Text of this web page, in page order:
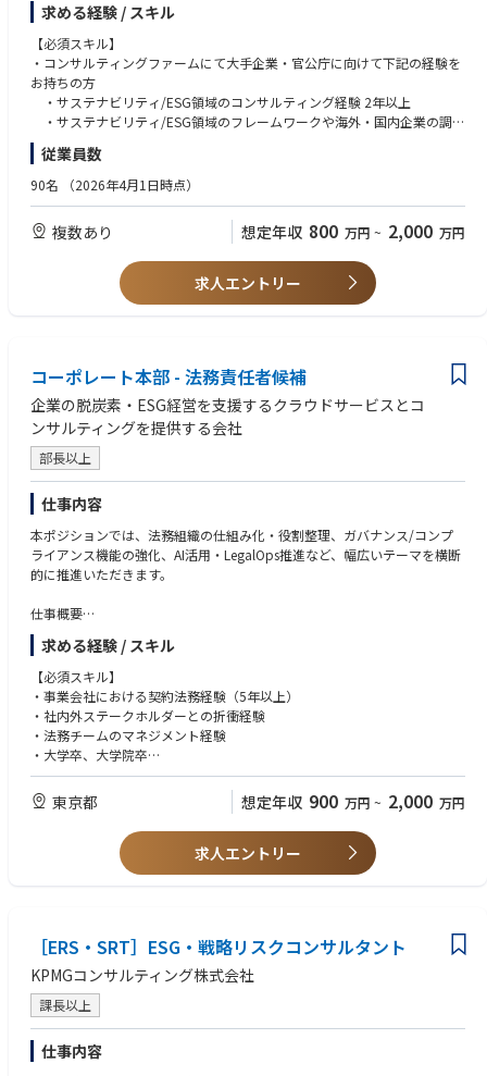
弊社では時価総額5000億円以上の大企業に対して、サステナビリティERP
「booost Sustainability」の導入および共創開発を通じ、
業界におけるベストプラクティスを確立しつつ、市場シェアの拡大を目指
しています。
また、サステナビリティコンサルティング事業も展開し、SX領域において
企業のプロジェクト推進に伴走しながら、企業価値の向上に貢献していま
本ポジションでは、サステナビリティコンサルタントとして、クライアン
トの課題解決をミッションに、提案・構想策定から実行までを一気通貫で
リードしていただきます。現場の部門から経営層まで幅広くコミュニケー
ションを取り、時には変革の旗振り役としてイニシアチブを取りながら、
業務プロセスの設計、データ基盤の構築、推進体制の設計・定着までを一
気通貫で支援します。
戦略を「描く」だけではなく、企業の業務・会議体・KPI運用に落とし込
み、実際に動く状態まで伴走することで、
企業変革を“構想”で終わらせない実行力を身につけることができます。
『日本企業全体のサステナビリティ経営（SX）推進に直接貢献』
当社の顧客は、日本を代表するグローバル企業です。そのため、ご自身の
キャリアアップのみならず、日本企業全体のサステナビリティ経営（SX）
推進に直接貢献している実感を得られます。
『数年後のIPOを見据えたチャレンジングな環境』
大型の資金調達を完了し、数年後のIPOを見据えた急成長フェーズ。
拡大するサステナビリティ市場の最前線で、コンサルティング機能の中核
を担うことができます。
どまらないプロダクト連動の実装支援を通じて、
“サステナビリティ経営の新しいスタンダード”を創る挑戦ができます。
求める経験 / スキル
【必須スキル】
・コンサルティングファームにて大手企業・官公庁に向けて下記の経験を
お持ちの方
・サステナビリティ/ESG領域のコンサルティング経験 2年以上
・サステナビリティ/ESG領域のフレームワークや海外・国内企業の調
査・事例活用経験
・ISSB／SSBJ／CSRDの開示・規制対応支援の経験
・GHG排出量（Scope1-3）算定や削減戦略策定の経験
・マテリアリティ分析やサステナビリティ戦略策定の経験
・統合報告書・サステナビリティレポート作成支援の経験
・大手企業等へのシステム構想策定やロードマップ策定、IT予算化等のプ
等でのデータ分析、Word等でのライティング・議事録作成
従業員数
90名 （2026年4月1日時点）
複数あり 想定年収 800 万円 ~ 2,000 万円
求人エントリー
コーポレート本部 - 法務責任者候補
企業の脱炭素・ESG経営を支援するクラウドサービスとコ
ンサルティングを提供する会社
部長以上
仕事内容
本ポジションでは、法務組織の仕組み化・役割整理、ガバナンス/コンプ
ライアンス機能の強化、AI活用・LegalOps推進など、幅広いテーマを横断
的に推進いただきます。
仕事概要
本ポジションでは、契約法務を中心に、IPO準備・海外法務・コンプライ
アンス・ガバナンス強化など、経営に近い立場で幅広い法務領域を担当い
ただきます。※業務割合はあくまで参考値となります。
■契約法務（業務割合：約4割）
・国内外の契約書レビュー・ドラフト作成・交渉支援
・SaaS契約、業務委託契約、NDA、アライアンス契約等の法務支援
・契約フロー・法務オペレーション改善
■コンプライアンス・ガバナンス強化（業務割合：約2割）
・コンプライアンス体制の構築・改善
・社内向け法務/コンプライアンス研修の企画・実施
■商事法務（業務割合：約1割）
・IPO準備に伴う法務対応
・適時開示・社内規程整備
・取締役会・株主総会運営体制の整備
・総務との商事法務業務整理・運営構築
求める経験 / スキル
【必須スキル】
・事業会社における契約法務経験（5年以上）
・社内外ステークホルダーとの折衝経験
・法務チームのマネジメント経験
・大学卒、大学院卒
【歓迎スキル】
・IPO準備企業または上場企業での法務経験
・海外法務・英文契約レビュー経験
・M&A・資本業務提携等に関する法務経験
・コンプライアンス/ガバナンス体制構築経験
・法務組織の立ち上げ・業務設計経験
【求める人物像】
・「守り」だけではなく、事業を前に進める視点を持てる方
・スタートアップ特有の変化・スピード感を楽しめる方
・経営陣・事業責任者と対等に議論・提案ができる方
・不確実性が高い状況でも、自ら課題を定義し推進できる方
東京都 想定年収 900 万円 ~ 2,000 万円
求人エントリー
［ERS・SRT］ESG・戦略リスクコンサルタント
KPMGコンサルティング株式会社
課長以上
仕事内容